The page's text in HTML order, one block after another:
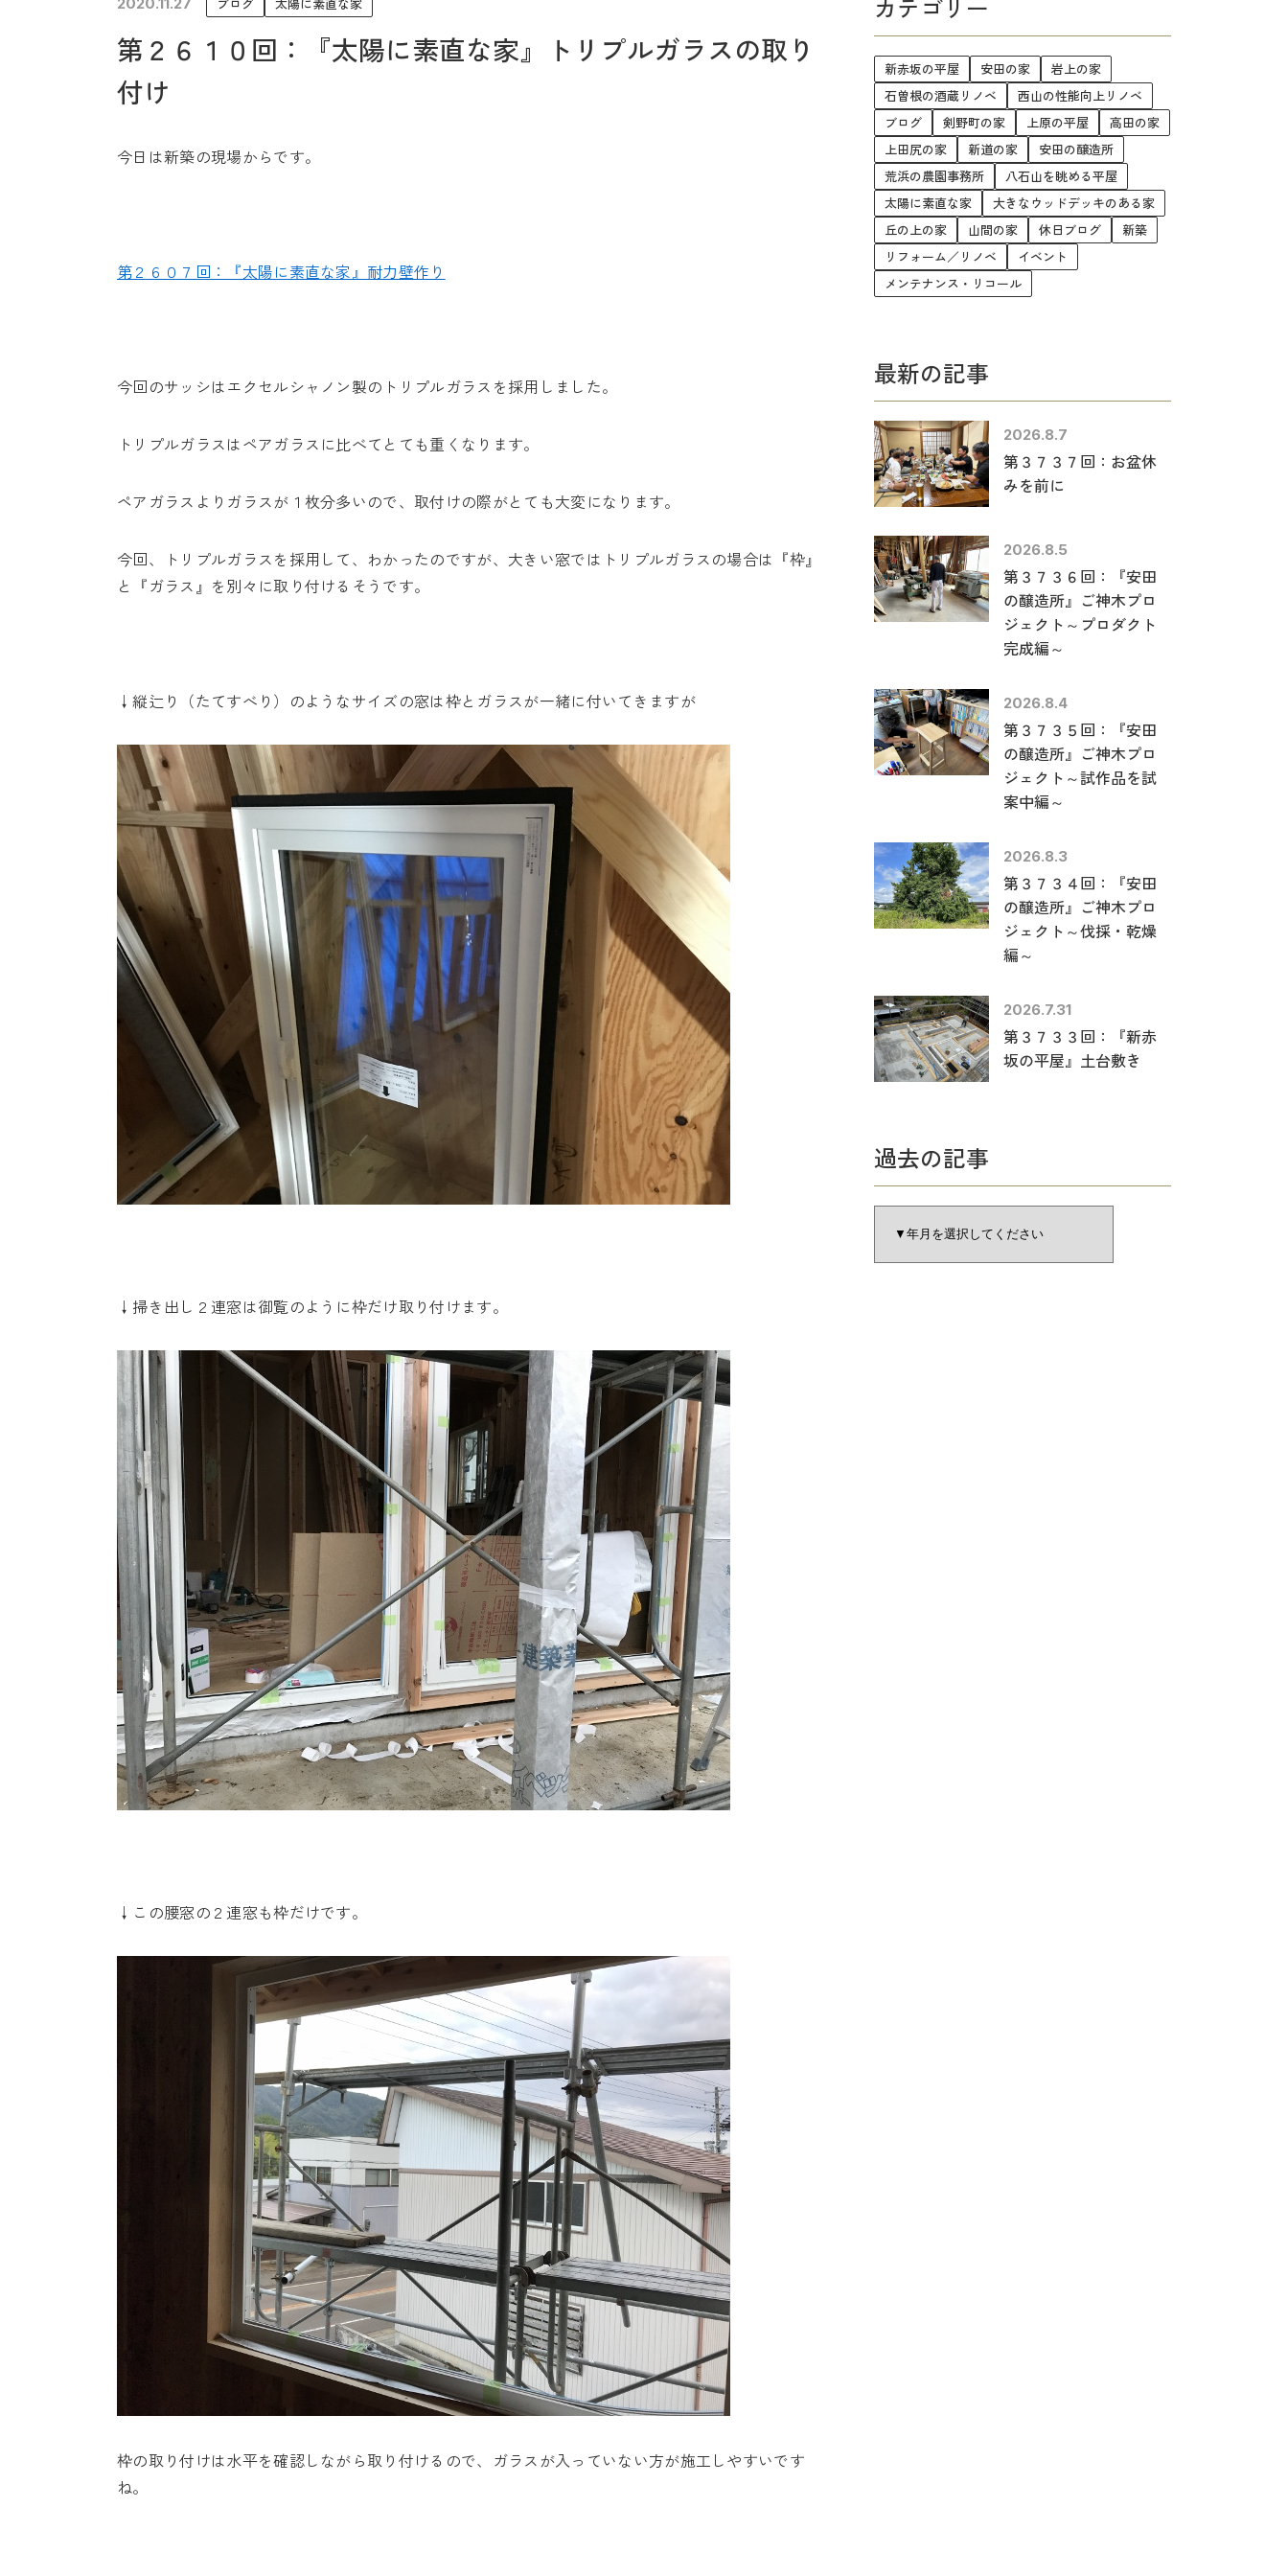
未来に住み継ぐ平屋
第２６１０回：『太陽に素直な家』トリプルガラスの取り
付け
今日は新築の現場からです。
第２６０７回：『太陽に素直な家』耐力壁作り
今回のサッシはエクセルシャノン製のトリプルガラスを採用しました。
トリプルガラスはペアガラスに比べてとても重くなります。
ペアガラスよりガラスが１枚分多いので、取付けの際がとても大変になります。
今回、トリプルガラスを採用して、わかったのですが、大きい窓ではトリプルガラスの場合は『枠』
と『ガラス』を別々に取り付けるそうです。
↓縦辷り（たてすべり）のようなサイズの窓は枠とガラスが一緒に付いてきますが
↓掃き出し２連窓は御覧のように枠だけ取り付けます。
↓この腰窓の２連窓も枠だけです。
枠の取り付けは水平を確認しながら取り付けるので、ガラスが入っていない方が施工しやすいです
ね。
カテゴリー
新赤坂の平屋 安田の家
岩上の家
石曽根の酒蔵リノベ
西山の性能向上リノベ
ブログ
剣野町の家 上原の平屋
高田の家
上田尻の家
新道の家
安田の醸造所
荒浜の農園事務所
八石山を眺める平屋
太陽に素直な家
大きなウッドデッキのある家
丘の上の家
山間の家 休日ブログ
新築
リフォーム／リノベ
イベント
メンテナンス・リコール
最新の記事
2026.8.7
第３７３７回：お盆休
みを前に
2026.8.5
第３７３６回：『安田
の醸造所』ご神木プロ
ジェクト～プロダクト
完成編～
2026.8.4
第３７３５回：『安田
の醸造所』ご神木プロ
ジェクト～試作品を試
案中編～
2026.8.3
第３７３４回：『安田
の醸造所』ご神木プロ
ジェクト～伐採・乾燥
編～
2026.7.31
第３７３３回：『新赤
坂の平屋』土台敷き
過去の記事